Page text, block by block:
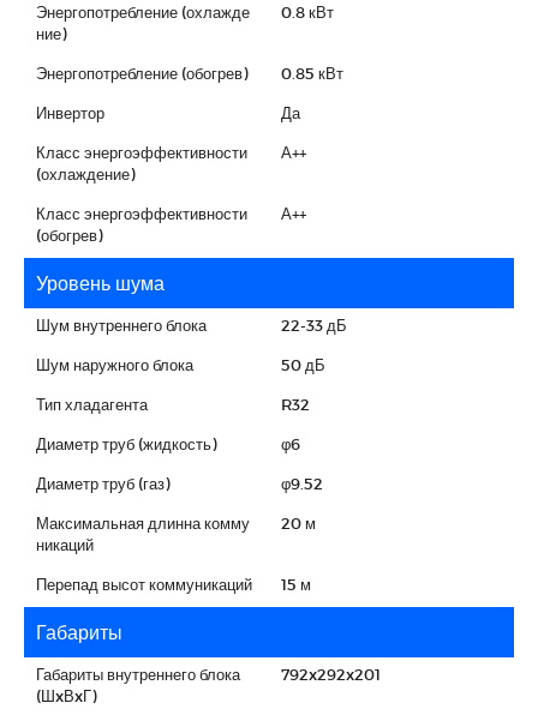
Энергопотребление (охлажде
ние)
0.8 кВт
Энергопотребление (обогрев) 0.85 кВт
Инвертор Да
Класс энергоэффективности
(охлаждение)
А++
Класс энергоэффективности
(обогрев)
А++
Уровень шума
Шум внутреннего блока 22-33 дБ
Шум наружного блока 50 дБ
Тип хладагента R32
Диаметр труб (жидкость) φ6
Диаметр труб (газ) φ9.52
Максимальная длинна комму
никаций
20 м
Перепад высот коммуникаций 15 м
Габариты
Габариты внутреннего блока
(ШxВxГ)
792x292x201